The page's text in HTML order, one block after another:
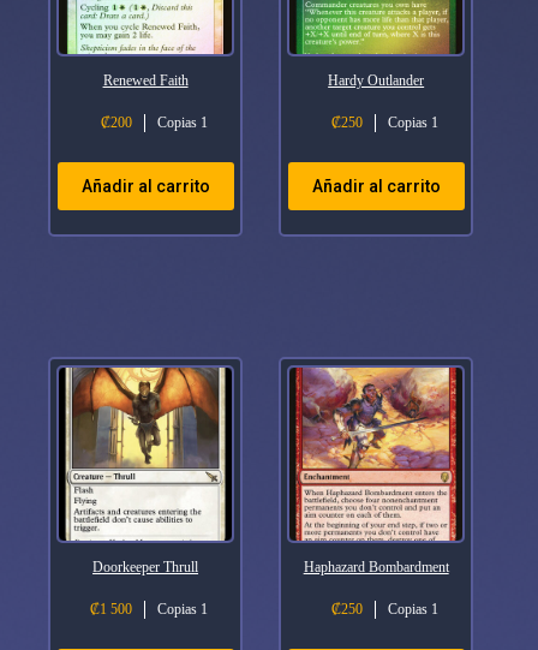
Renewed Faith
₡200 Copias 1
Añadir al carrito
Hardy Outlander
₡250 Copias 1
Añadir al carrito
Doorkeeper Thrull
₡1 500 Copias 1
Haphazard Bombardment
₡250 Copias 1